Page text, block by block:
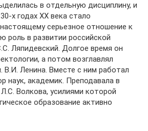
в отдельную дисциплину, и
х годах ХХ века стало
серьезное отношение к
роль в развитии российской
Ляпидевский. Долгое время он
а потом возглавлял
Ленина. Вместе с ним работал
наук, академик. Преподавала в
Волкова, усилиями которой
образование активно